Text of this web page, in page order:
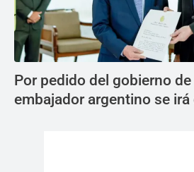
Por pedido del gobierno de
embajador argentino se irá